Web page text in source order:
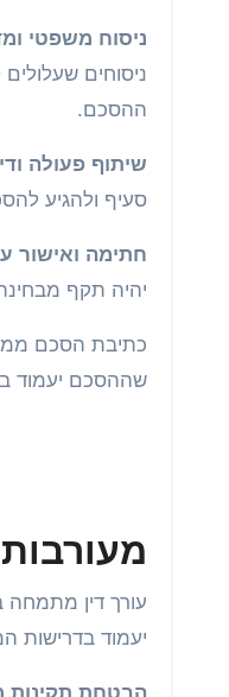
ניסוח משפטי
ניסוחים
ההסכם.
שיתוף פעולה
סעיף ולהגיע
חתימה ואישור
יהיה תקף
כתיבת הסכם
שההסכם יעמוד
עורך דין מתמחה
יעמוד בדרישות